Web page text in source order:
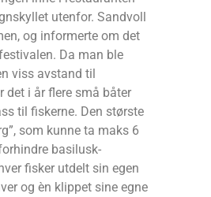
utenfor. Sandvoll
og informerte om det
Da man ble
viss avstand til
det i år flere små båter
til fiskerne. Den største
som kunne ta maks 6
basilusk-
fisker utdelt sin egen
og èn klippet sine egne